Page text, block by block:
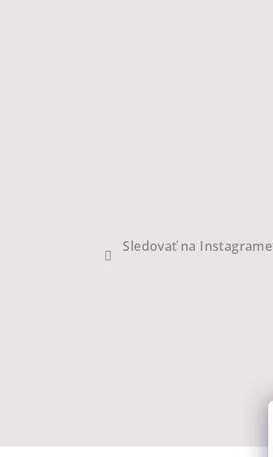
Sledovať na Instagrame